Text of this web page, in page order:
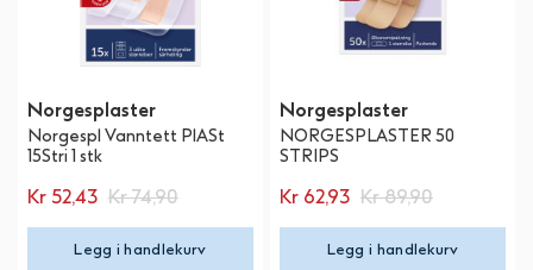
Norgesplaster
Norgespl Vanntett PlASt
15Stri 1 stk
Kr 52,43 Kr 74,90
Legg i handlekurv
Norgesplaster
NORGESPLASTER 50
STRIPS
Kr 62,93 Kr 89,90
Legg i handlekurv